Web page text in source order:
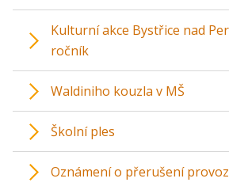
Kulturní akce Bystřice nad
ročník
Waldiniho kouzla v MŠ
Školní ples
Oznámení o přerušení